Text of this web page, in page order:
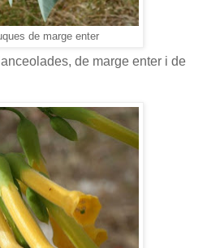
de marge enter
de marge enter i de